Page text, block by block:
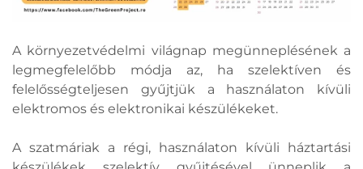
A környezetvédelmi világnap megünneplésének a
legmegfelelőbb módja az, ha szelektíven és
felelősségteljesen gyűjtjük a használaton kívüli
elektromos és elektronikai készülékeket.
A szatmáriak a régi, használaton kívüli háztartási